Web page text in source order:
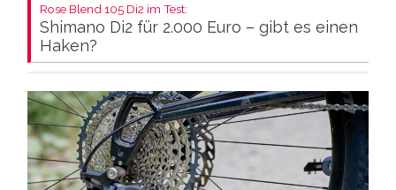
Rose Blend 105 Di2 im Test:
Shimano Di2 für 2.000 Euro – gibt es einen
Haken?